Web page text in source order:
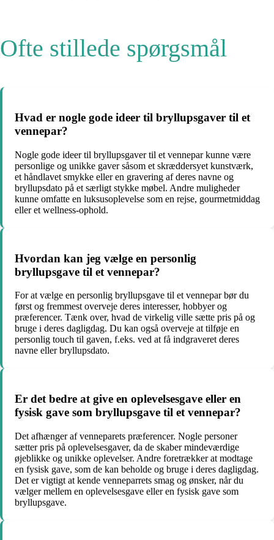
Ofte stillede spørgsmål
Hvad er nogle gode ideer til bryllupsgaver til et
vennepar?
Nogle gode ideer til bryllupsgaver til et vennepar kunne være
personlige og unikke gaver såsom et skræddersyet kunstværk,
et håndlavet smykke eller en gravering af deres navne og
bryllupsdato på et særligt stykke møbel. Andre muligheder
kunne omfatte en luksusoplevelse som en rejse, gourmetmiddag
eller et wellness-ophold.
Hvordan kan jeg vælge en personlig
bryllupsgave til et vennepar?
For at vælge en personlig bryllupsgave til et vennepar bør du
først og fremmest overveje deres interesser, hobbyer og
præferencer. Tænk over, hvad de virkelig ville sætte pris på og
bruge i deres dagligdag. Du kan også overveje at tilføje en
personlig touch til gaven, f.eks. ved at få indgraveret deres
navne eller bryllupsdato.
Er det bedre at give en oplevelsesgave eller en
fysisk gave som bryllupsgave til et vennepar?
Det afhænger af venneparets præferencer. Nogle personer
sætter pris på oplevelsesgaver, da de skaber mindeværdige
øjeblikke og unikke oplevelser. Andre foretrækker at modtage
en fysisk gave, som de kan beholde og bruge i deres dagligdag.
Det er vigtigt at kende venneparrets smag og ønsker, når du
vælger mellem en oplevelsesgave eller en fysisk gave som
bryllupsgave.